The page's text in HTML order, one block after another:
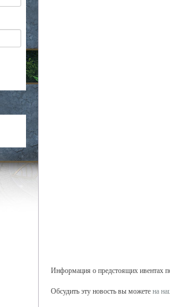
Информация о предстоящих ивентах
Обсудить эту новость вы можете на